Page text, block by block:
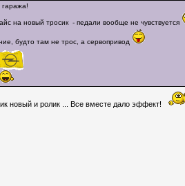
гаража!
на новый тросик - педали вообще не чувствуется
будто там не трос, а сервопривод
новый и ролик ... Все вместе дало эффект!